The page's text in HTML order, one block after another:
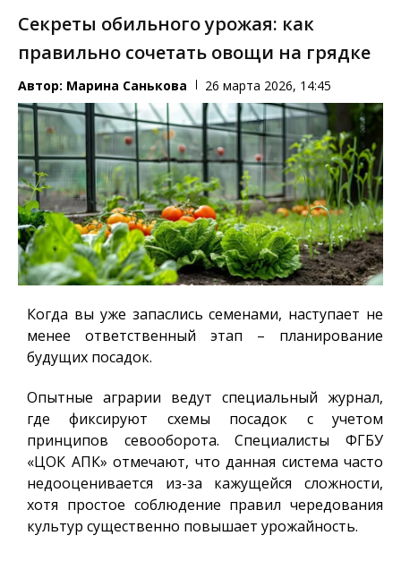
Секреты обильного урожая: как
правильно сочетать овощи на грядке
Автор: Марина Санькова 26 марта 2026, 14:45
Когда вы уже запаслись семенами, наступает не
менее ответственный этап – планирование
будущих посадок.
Опытные аграрии ведут специальный журнал,
где фиксируют схемы посадок с учетом
принципов севооборота. Специалисты ФГБУ
«ЦОК АПК» отмечают, что данная система часто
недооценивается из-за кажущейся сложности,
хотя простое соблюдение правил чередования
культур существенно повышает урожайность.